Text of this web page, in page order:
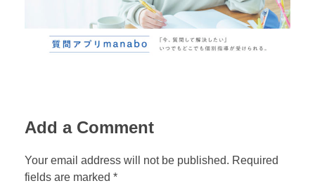
Add a Comment
Your email address will not be published. Required
fields are marked *